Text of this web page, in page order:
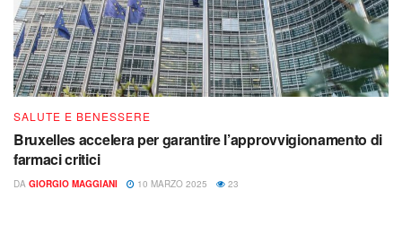
SALUTE E BENESSERE
Bruxelles accelera per garantire l’approvvigionamento di
farmaci critici
DA GIORGIO MAGGIANI 10 MARZO 2025 23